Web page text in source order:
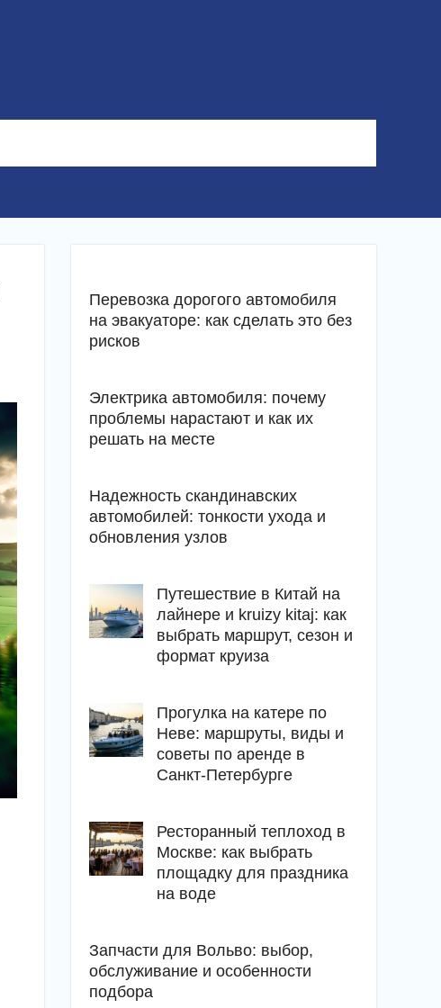
Перевозка дорогого автомобиля
на эвакуаторе: как сделать это без
рисков
Электрика автомобиля: почему
проблемы нарастают и как их
решать на месте
Надежность скандинавских
автомобилей: тонкости ухода и
обновления узлов
Путешествие в Китай на
лайнере и kruizy kitaj: как
выбрать маршрут, сезон и
формат круиза
Прогулка на катере по
Неве: маршруты, виды и
советы по аренде в
Санкт-Петербурге
Ресторанный теплоход в
Москве: как выбрать
площадку для праздника
на воде
Запчасти для Вольво: выбор,
обслуживание и особенности
подбора